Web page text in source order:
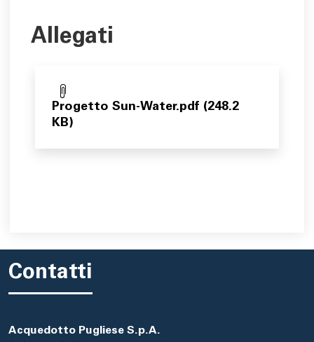
Allegati
Progetto Sun-Water.pdf (248.2
KB)
Contatti
Acquedotto Pugliese S.p.A.